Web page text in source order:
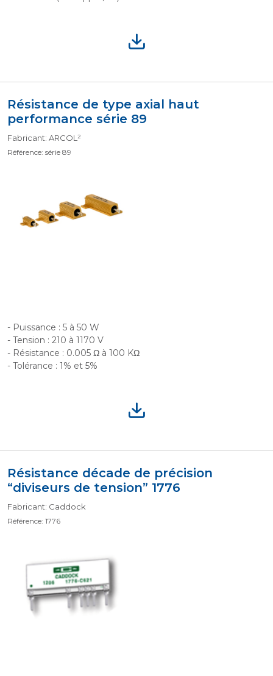
Résistance de type axial haut
performance série 89
Fabricant: ARCOL²
Référence: série 89
- Puissance : 5 à 50 W
- Tension : 210 à 1170 V
- Résistance : 0.005 Ω à 100 KΩ
- Tolérance : 1% et 5%
Résistance décade de précision
“diviseurs de tension” 1776
Fabricant: Caddock
Référence: 1776